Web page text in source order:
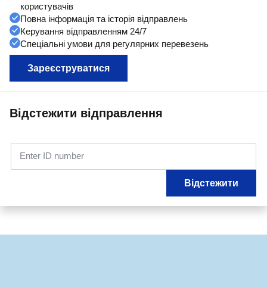
користувачів
Повна інформація та історія відправлень
Керування відправленням 24/7
Спеціальні умови для регулярних перевезень
Зареєструватися
Відстежити відправлення
Enter ID number
Відстежити